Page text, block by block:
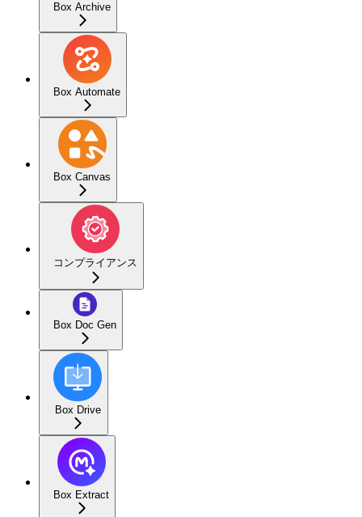
Box Archive
Box Automate
Box Canvas
コンプライアンス
Box Doc Gen
Box Drive
Box Extract